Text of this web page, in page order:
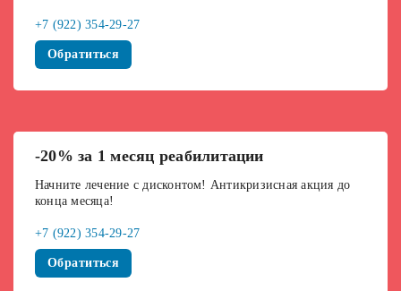
+7 (922) 354-29-27
Обратиться
-20% за 1 месяц реабилитации
Начните лечение с дисконтом! Антикризисная акция до
конца месяца!
+7 (922) 354-29-27
Обратиться